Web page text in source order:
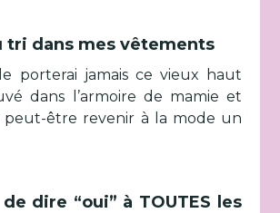
tri dans mes vêtements
porterai jamais ce vieux haut
dans l’armoire de mamie et
être revenir à la mode un
dire “oui” à TOUTES les